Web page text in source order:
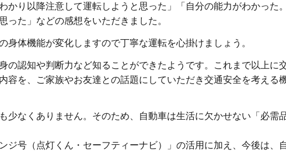
かり以降注意して運転しようと思った」「自分の能力がわかった
った」などの感想をいただきました。
体機能が変化しますので丁寧な運転を心掛けましょう。
の認知や判断力など知ることができたようです。これまで以上に
容を、ご家族やお友達との話題にしていただき交通安全を考える
少なくありません。そのため、自動車は生活に欠かせない「必需
ジ号（点灯くん・セーフティーナビ）」の活用に加え、今後は、